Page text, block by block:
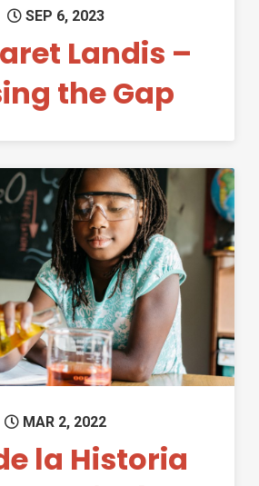
SEP 6, 2023
Landis –
the Gap
Permanent Link to Mes de la
MAR 2, 2022
la Historia